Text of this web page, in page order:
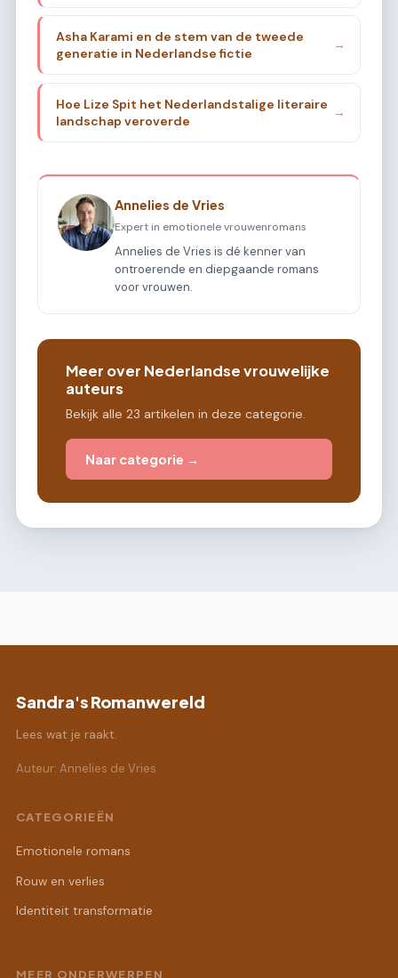
Asha Karami en de stem van de tweede
generatie in Nederlandse fictie
→
Hoe Lize Spit het Nederlandstalige literaire
landschap veroverde
→
Annelies de Vries
Expert in emotionele vrouwenromans
Annelies de Vries is dé kenner van
ontroerende en diepgaande romans
voor vrouwen.
Meer over Nederlandse vrouwelijke
auteurs
Bekijk alle 23 artikelen in deze categorie.
Naar categorie →
Sandra's Romanwereld
Lees wat je raakt.
Auteur: Annelies de Vries
CATEGORIEËN
Emotionele romans
Rouw en verlies
Identiteit transformatie
MEER ONDERWERPEN